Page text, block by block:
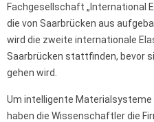
Fachgesellschaft „International
die von Saarbrücken aus
wird die zweite internationale
Saarbrücken stattfinden, bevor
gehen wird.
Um intelligente Materialsysteme
haben die Wissenschaftler die